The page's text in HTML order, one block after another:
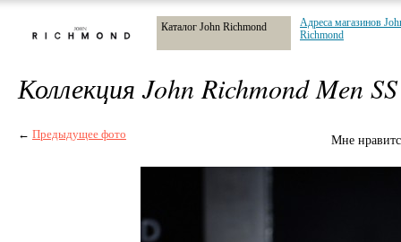
Каталог John Richmond
Адреса магазинов
Richmond
Коллекция John Richmond Men
← Предыдущее фото Мне